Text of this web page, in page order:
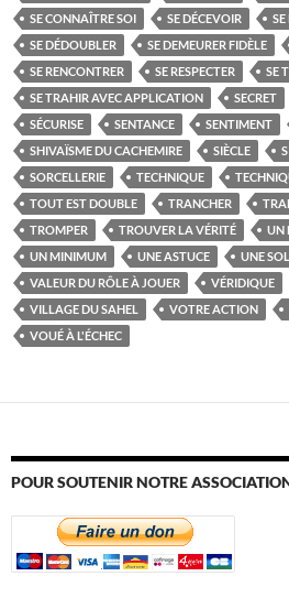
SE CONNAÎTRE SOI
SE DÉCEVOIR
SE DÉDOUBLER
SE DEMEURER FIDÈLE
SE RENCONTRER
SE RESPECTER
SE
SE TRAHIR AVEC APPLICATION
SECRET
SÉCURISE
SENTANCE SENTIMENT
SHIVAÏSME DU CACHEMIRE
SIÈCLE
SORCELLERIE
TECHNIQUE
TOUT EST DOUBLE
TRANCHER
TROMPER
TROUVER LA VÉRITÉ
UN
UN MINIMUM
UNE ASTUCE
UNE
VALEUR DU RÔLE À JOUER
VÉRIDIQUE
VILLAGE DU SAHEL
VOTRE ACTION
VOUÉ À L'ÉCHEC
POUR SOUTENIR NOTRE